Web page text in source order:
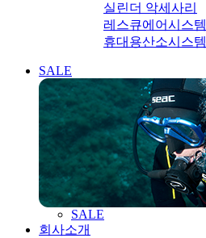
실린더 악세사리
레스큐에어시스템
휴대용산소시스템
SALE
SALE
회사소개